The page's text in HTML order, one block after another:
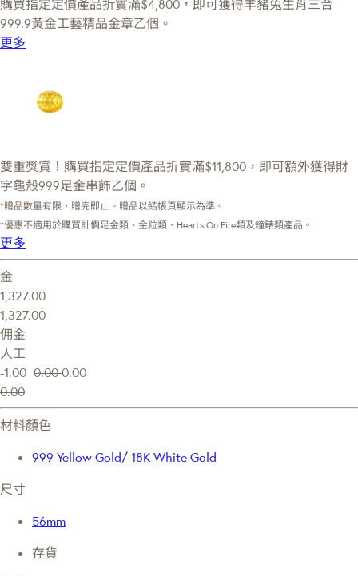
購買指定定價產品折實滿$4,800，即可獲得羊豬兔生肖三合
999.9黃金工藝精品金章乙個。
更多
雙重獎賞！購買指定定價產品折實滿$11,800，即可額外獲得財
字龜殼999足金串飾乙個。
*贈品數量有限，贈完即止。贈品以結帳頁顯示為準。
*優惠不適用於購買計價足金類、金粒類、Hearts On Fire類及鐘錶類產品。
更多
金
1,327.00
1,327.00
佣金
人工
-1.00 0.000.00
0.00
材料顏色
999 Yellow Gold/ 18K White Gold
尺寸
56mm
存貨